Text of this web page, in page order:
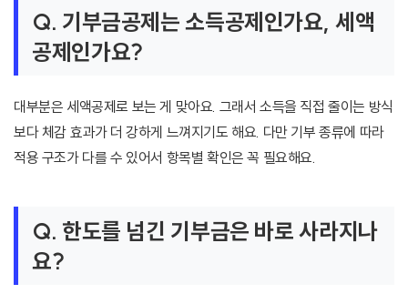
Q. 기부금공제는 소득공제인가요, 세액
공제인가요?
대부분은 세액공제로 보는 게 맞아요. 그래서 소득을 직접 줄이는 방식
보다 체감 효과가 더 강하게 느껴지기도 해요. 다만 기부 종류에 따라
적용 구조가 다를 수 있어서 항목별 확인은 꼭 필요해요.
Q. 한도를 넘긴 기부금은 바로 사라지나
요?